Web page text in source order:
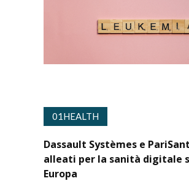
01HEALTH
Dassault Systèmes e
alleati per la sanità digitale
Europa